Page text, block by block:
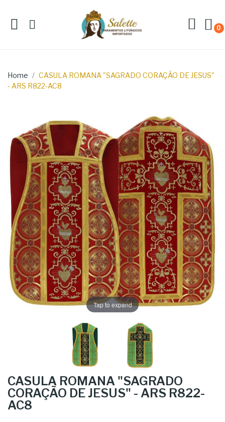
0
Home
CASULA ROMANA "SAGRADO CORAÇÃO DE JESUS"
- ARS R822-AC8
Tap to expand
CASULA ROMANA "SAGRADO
CORAÇÃO DE JESUS" - ARS R822-
AC8